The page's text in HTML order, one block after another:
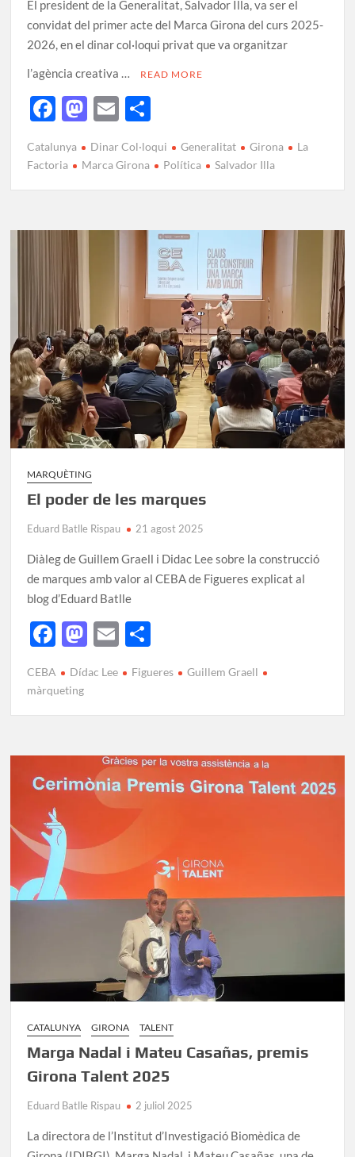
El president de la Generalitat, Salvador Illa, va ser el
convidat del primer acte del Marca Girona del curs 2025-
2026, en el dinar col·loqui privat que va organitzar
l’agència creativa …
READ MORE
F
e
b
o
k
M
to
d
n
E
ail m
p
te
ix
Catalunya Dinar Col·loqui Generalitat Girona
La
Factoria
Marca Girona Política Salvador Illa
MARQUÈTING
El poder de les marques
Eduard Batlle Rispau 21 agost 2025
Diàleg de Guillem Graell i Didac Lee sobre la construcció
de marques amb valor al CEBA de Figueres explicat al
blog d’Eduard Batlle
F
e
b
o
k
M
to
d
n
E
ail m
p
te
ix
CEBA Dídac Lee Figueres
Guillem Graell
màrqueting
CATALUNYA GIRONA TALENT
Marga Nadal i Mateu Casañas, premis
Girona Talent 2025
Eduard Batlle Rispau 2 juliol 2025
La directora de l’Institut d’Investigació Biomèdica de